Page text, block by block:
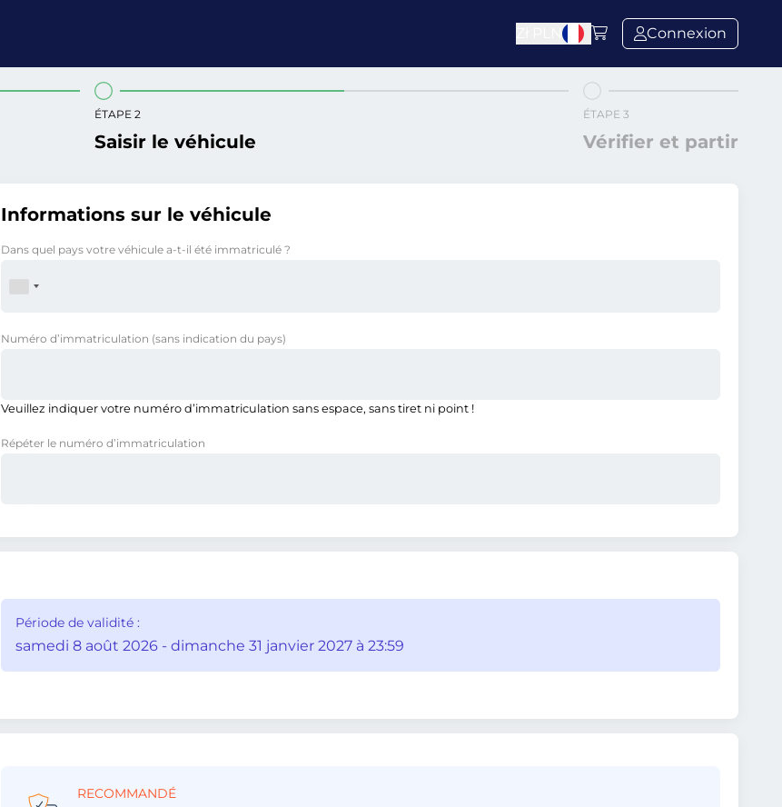
Connexion
ÉTAPE 2
Saisir le véhicule
ÉTAPE 3
Vérifier et partir
Informations sur le véhicule
Dans quel pays votre véhicule a-t-il été immatriculé ?
Numéro d’immatriculation (sans indication du pays)
Veuillez indiquer votre numéro d’immatriculation sans espace, sans tiret ni point !
Répéter le numéro d’immatriculation
Période de validité :
samedi 8 août 2026 - dimanche 31 janvier 2027 à 23:59
RECOMMANDÉ